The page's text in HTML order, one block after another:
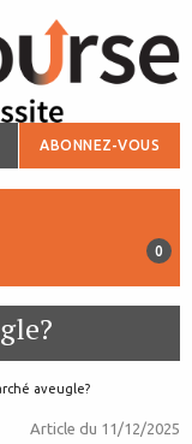
ABONNEZ-VOUS
0
aveugle?
Article du 11/12/2025